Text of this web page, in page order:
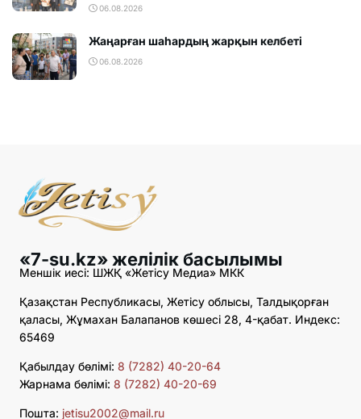
06.08.2026
Жаңарған шаһардың жарқын келбеті
06.08.2026
«7-su.kz» желілік басылымы
Меншік иесі: ШЖҚ «Жетісу Медиа» МКК
Қазақстан Республикасы, Жетісу облысы, Талдықорған
қаласы, Жұмахан Балапанов көшесі 28, 4-қабат. Индекс:
65469
Қабылдау бөлімі: 8 (7282) 40-20-64
Жарнама бөлімі: 8 (7282) 40-20-69
Пошта: jetisu2002@mail.ru